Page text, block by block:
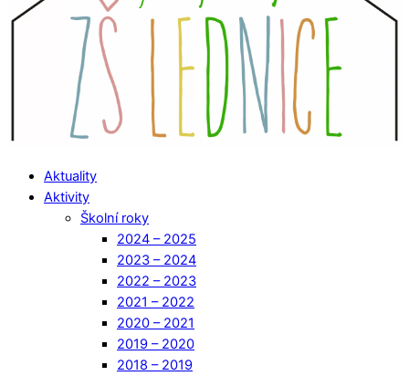
Aktuality
Aktivity
Školní roky
2024 – 2025
2023 – 2024
2022 – 2023
2021 – 2022
2020 – 2021
2019 – 2020
2018 – 2019